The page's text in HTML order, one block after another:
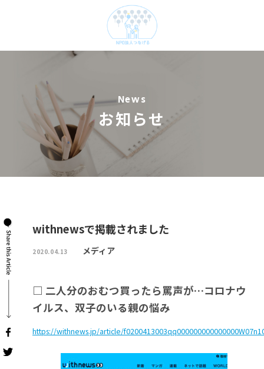
News
お知らせ
withnewsで掲載されました
2020.04.13 メディア
□ 二人分のおむつ買ったら罵声が…コロナウ
イルス、双子のいる親の悩み
https://withnews.jp/article/